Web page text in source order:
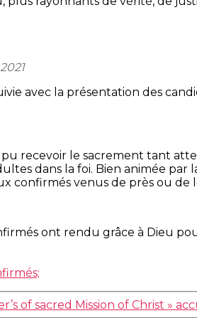
avec la présentation des
recevoir le sacrement tant
dans la foi. Bien animée
confirmés venus de près ou de
ont rendu grâce à Dieu
of sacred Mission of Christ »